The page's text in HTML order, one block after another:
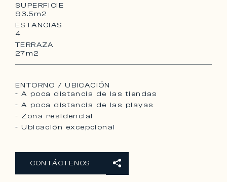
SUPERFICIE
93.5m2
ESTANCIAS
4
TERRAZA
27m2
ENTORNO / UBICACIÓN
- A poca distancia de las tiendas
- A poca distancia de las playas
- Zona residencial
- Ubicación excepcional
CONTÁCTENOS